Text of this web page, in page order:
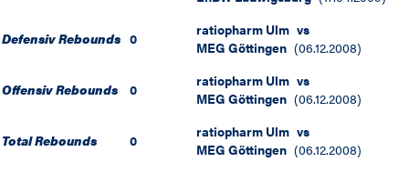
Defensiv Rebounds 0 ratiopharm Ulm vs
MEG Göttingen (06.12.2008)
Offensiv Rebounds 0 ratiopharm Ulm vs
MEG Göttingen (06.12.2008)
Total Rebounds 0 ratiopharm Ulm vs
MEG Göttingen (06.12.2008)